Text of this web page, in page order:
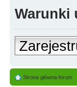
Warunki
Strona główna forum